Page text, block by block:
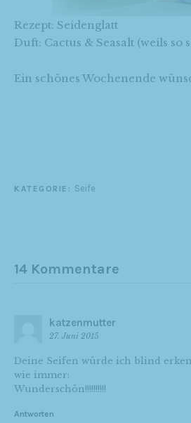
Rezept: Seidenglatt
Duft: Cactus & Seasalt (weils so
Ein schönes Wochenende
KATEGORIE: Seife
14 Kommentare
katzenmutter
27. Juni 2015
Deine Seifen würde ich blind
wie immer:
Wunderschön!!!!!!!!!!
Antworten